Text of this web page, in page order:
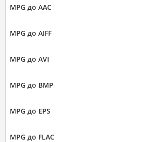
MPG до AAC
MPG до AIFF
MPG до AVI
MPG до BMP
MPG до EPS
MPG до FLAC